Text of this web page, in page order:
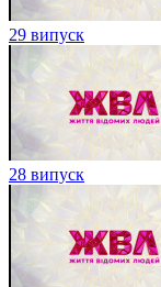
29 випуск
28 випуск